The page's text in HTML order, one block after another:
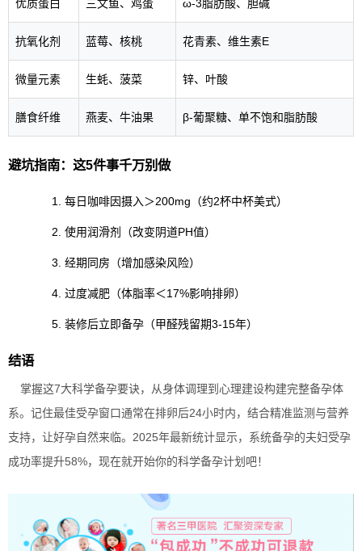
优质蛋白 三文鱼、鸡蛋 ω-3脂肪酸、胆碱
抗氧化剂 蓝莓、核桃 花青素、维生素E
微量元素 生蚝、菠菜 锌、叶酸
膳食纤维 燕麦、牛油果 β-葡聚糖、单不饱和脂肪酸
避坑指南：这5件事千万别做
每日咖啡因摄入＞200mg（约2杯中杯美式）
使用润滑剂（改变阴道PH值）
经期同房（增加感染风险）
过度减肥（体脂率＜17%影响排卵）
装修后立即备孕（甲醛残留期3-15年）
结语
掌握这7大科学备孕要诀，从身体调理到心理建设构建完整备孕体
系。记住最佳受孕窗口通常在排卵后24小时内，结合精准监测与营养
支持，让好孕自然来临。2025年最新统计显示，系统备孕的夫妇受孕
成功率提升58%，现在就开始你的科学备孕计划吧！